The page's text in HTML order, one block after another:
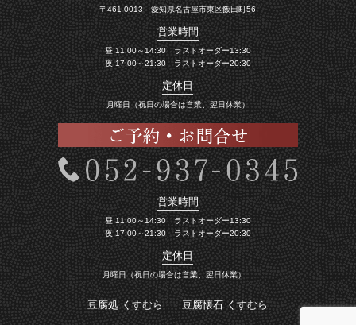
〒461-0013 愛知県名古屋市東区飯田町56
営業時間
昼 11:00～14:30 ラストオーダー13:30
夜 17:00～21:30 ラストオーダー20:30
定休日
月曜日（祝日の場合は営業、翌日休業）
営業時間
昼 11:00～14:30 ラストオーダー13:30
夜 17:00～21:30 ラストオーダー20:30
定休日
月曜日（祝日の場合は営業、翌日休業）
豆腐処 くすむら 豆腐懐石 くすむら